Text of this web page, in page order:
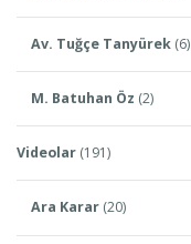
Av. Tuğçe Tanyürek (6)
M. Batuhan Öz (2)
Videolar (191)
Ara Karar (20)